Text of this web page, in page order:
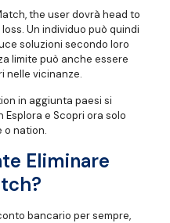
the user dovrà head to
Un individuo può quindi
soluzioni secondo loro
limite può anche essere
nelle vicinanze.
in aggiunta paesi si
e Scopri ora solo
o nation.
Eliminare
bancario per sempre,